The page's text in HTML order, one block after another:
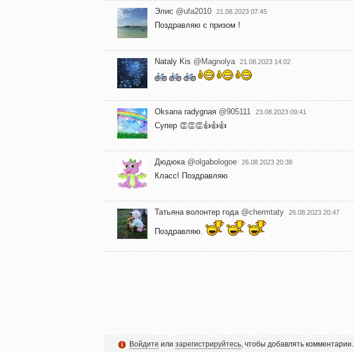
Элис @ufa2010 21.08.2023 07:45
Поздравляю с призом !
Nataly Kis @Magnolya 21.08.2023 14:02
Oksana radygnaя @905111 23.08.2023 09:41
Супер 👏👏👏👍👍👍
Дюдюка @olgabologoe 26.08.2023 20:38
Класс! Поздравляю
Татьяна волонтер года @chermtaty 26.08.2023 20:47
Поздравляю.
Войдите или зарегистрируйтесь, чтобы добавлять комментарии.